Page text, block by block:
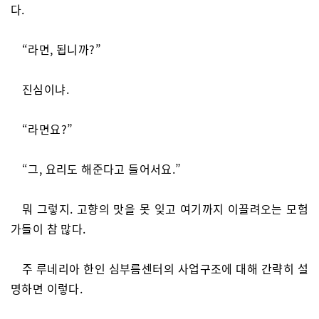
다.
“라면, 됩니까?”
진심이냐.
“라면요?”
“그, 요리도 해준다고 들어서요.”
뭐 그렇지. 고향의 맛을 못 잊고 여기까지 이끌려오는 모험
가들이 참 많다.
주 루네리아 한인 심부름센터의 사업구조에 대해 간략히 설
명하면 이렇다.